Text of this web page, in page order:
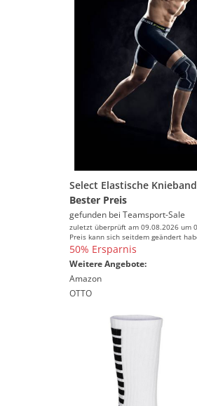
Bester Preis
gefunden bei Teamsport-Sale
zuletzt überprüft am 09.08.2026 um
Preis kann sich seitdem geändert
50% Ersparnis
Weitere Angebote:
Amazon
OTTO